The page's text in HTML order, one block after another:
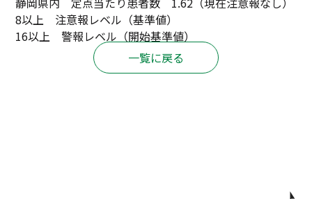
8以上 注意報レベル（基準値）
16以上 警報レベル（開始基準値）
一覧に戻る